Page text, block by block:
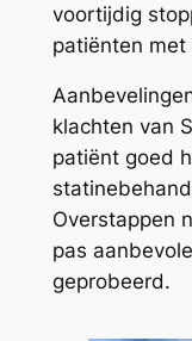
voortijdig
patiënten met
klachten van
patiënt goed
Overstappen
pas
geprobeerd.